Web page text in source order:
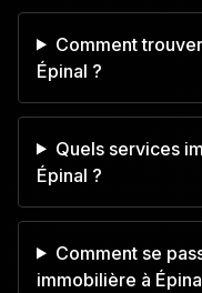
Comment
Épinal ?
Quels services
Épinal ?
Comment se
immobilière à